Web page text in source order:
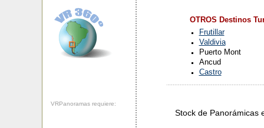
VRPanoramas requiere:
OTROS Destinos
Frutillar
Valdivia
Puerto Mont
Ancud
Castro
Stock de Panorámicas